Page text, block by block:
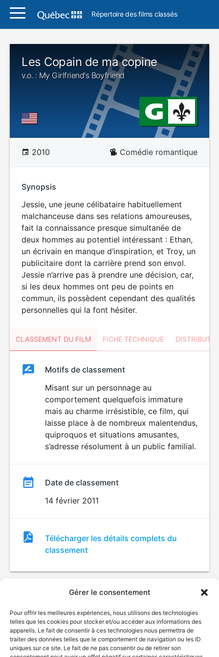
Gérer le consentement
Pour offrir les meilleures expériences, nous utilisons des technologies
telles que les cookies pour stocker et/ou accéder aux informations des
appareils. Le fait de consentir à ces technologies nous permettra de
traiter des données telles que le comportement de navigation ou les ID
uniques sur ce site. Le fait de ne pas consentir ou de retirer son
Répertoire des films classés
Les Copain de ma copine
v.o. : My Girlfriend's Boyfriend
2010 Comédie romantique
Synopsis
Jessie, une jeune célibataire habituellement
malchanceuse dans ses relations amoureuses,
fait la connaissance presque simultanée de
deux hommes au potentiel intéressant : Ethan,
un écrivain en manque d’inspiration, et Troy, un
publicitaire dont la carrière prend son envol.
Jessie n’arrive pas à prendre une décision, car,
si les deux hommes ont peu de points en
commun, ils possèdent cependant des qualités
personnelles qui la font hésiter.
CLASSEMENT DU FILM FICHE TECHNIQUE
ClassementClassement
Motifs de classement
Misant sur un personnage au
comportement quelquefois immature
mais au charme irrésistible, ce film, qui
laisse place à de nombreux malentendus,
quiproquos et situations amusantes,
s’adresse résolument à un public familial.
Date de classement
14 février 2011
Fichier
de
classement
Télécharger les détails complets du
classement
© Gouvernement du Québec, 2026